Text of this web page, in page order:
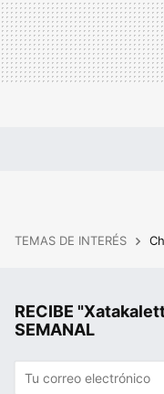
TEMAS DE INTERÉS
RECIBE
SEMANAL